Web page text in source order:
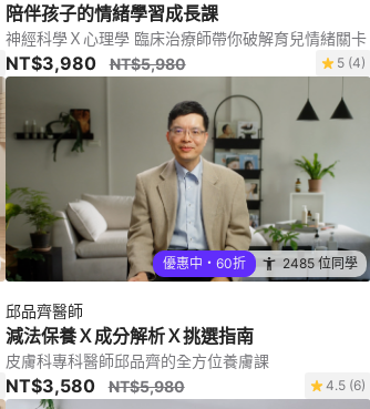
陪伴孩子的情緒學習成長課
神經科學Ｘ心理學 臨床治療師帶你破解育兒情緒關卡
NT$3,980 NT$5,980 5 (4)
優惠中・60折 2485 位同學
邱品齊醫師
減法保養Ｘ成分解析Ｘ挑選指南
皮膚科專科醫師邱品齊的全方位養膚課
NT$3,580 NT$5,980 4.5 (6)